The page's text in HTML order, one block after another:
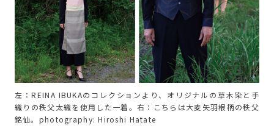
左：REINA IBUKAのコレクションより、オリジナルの草木染と手
織りの秩父太織を使用した一着。右：こちらは大麦矢羽根柄の秩父
銘仙。photography: Hiroshi Hatate